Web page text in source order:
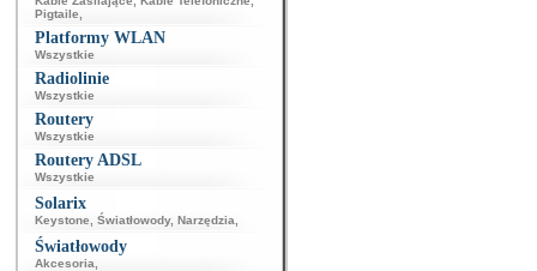
Pigtaile
Platformy WLAN
Wszystkie
Radiolinie
Wszystkie
Routery
Wszystkie
Routery ADSL
Wszystkie
Solarix
Keystone Światłowody, Narzędzia
Światłowody
Akcesoria